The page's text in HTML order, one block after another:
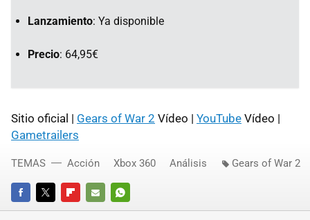
Lanzamiento: Ya disponible
Precio: 64,95€
Sitio oficial | Gears of War 2 Vídeo | YouTube Vídeo |
Gametrailers
FACEBOOKTWITTERFLIPBOARD
E-
WHATSAPP
TEMAS Acción Xbox 360 Análisis Gears of War 2